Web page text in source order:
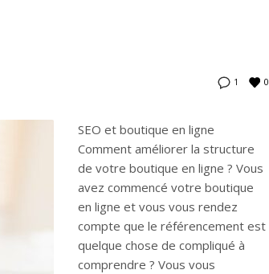
1 0
SEO et boutique en ligne
Comment améliorer la structure
de votre boutique en ligne ? Vous
avez commencé votre boutique
en ligne et vous vous rendez
compte que le référencement est
quelque chose de compliqué à
comprendre ? Vous vous